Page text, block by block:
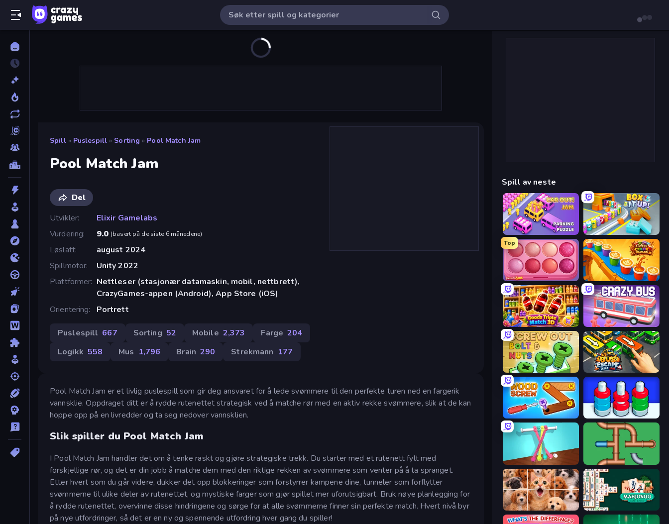
Spill » Puslespill » Sorting » Pool Match Jam
Pool Match Jam
Del
Utvikler
Elixir Gamelabs
Vurdering
9.0 (basert på de siste 6 månedene)
Løslatt
august 2024
Spillmotor
Unity 2022
Plattformer Nettleser (stasjonær datamaskin, mobil, nettbrett),
CrazyGames-appen (Android), App Store (iOS)
Orientering
Portrett
Puslespill 667 Sorting 52 Mobile 2,373 Farge 204
Logikk 558 Mus 1,796 Brain 290 Strekmann 177
Pool Match Jam er et livlig puslespill som gir deg ansvaret for å lede svømmere til den perfekte turen ned en fargerik
vannsklie. Oppdraget ditt er å rydde rutenettet strategisk ved å matche rør med en aktiv rekke svømmere, slik at de kan
hoppe opp på en livredder og ta seg nedover vannsklien.
Slik spiller du Pool Match Jam
I Pool Match Jam handler det om å tenke raskt og gjøre strategiske trekk. Du starter med et rutenett fylt med
forskjellige rør, og det er din jobb å matche dem med den riktige rekken av svømmere som venter på å ta spranget.
Etter hvert som du går videre, dukker det opp blokkeringer som forstyrrer kampene dine, tunneler som forflytter
svømmerne til ulike deler av rutenettet, og mystiske farger som gjør spillet mer uforutsigbart. Bruk nøye planlegging for
å rydde rutenettet, overvinne disse hindringene og sørge for at alle svømmerne finner sin perfekte match. Hvert nivå byr
på nye utfordringer, så det er en ny og spennende utfordring hver gang du spiller!
Spill av neste
Car OUT! Jam Parking Puzzle Box It Up
Top
Piece of Cake: Merge and Bake Coffee Color Blocks
Goods Triple Match 3D Crazy Bus
Screw Out: Bolts and Nuts Bus Escape: Clear Jam
Wood Screw: Bolts Puzzle
Tangle Master Plumber Pipe Out
Jigpic Solitaire Mahjongg Solitaire